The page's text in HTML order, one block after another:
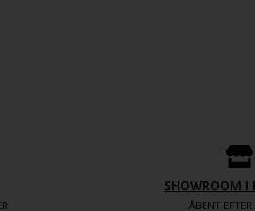
SHOWROOM I
ÅBENT